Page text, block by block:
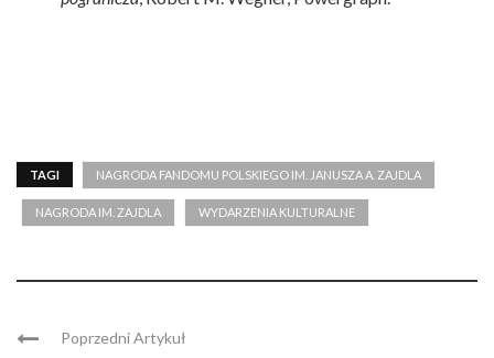
TAGI NAGRODA FANDOMU POLSKIEGO IM. JANUSZA A. ZAJDLA
NAGRODA IM. ZAJDLA WYDARZENIA KULTURALNE
Poprzedni Artykuł